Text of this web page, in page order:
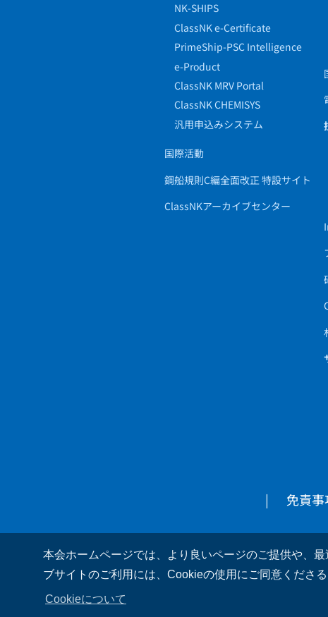
本会ホームページでは、より良いページのご提供や、
ブサイトのご利用には、Cookieの使用にご同意くださる
Cookieについて
NK-SHIPS
ClassNK e-Certificate
PrimeShip-PSC Intelligence
e-Product
ClassNK MRV Portal
ClassNK CHEMISYS
汎用申込みシステム
国際活動
鋼船規則C編全面改正 特設サイト
ClassNKアーカイブセンター
免責